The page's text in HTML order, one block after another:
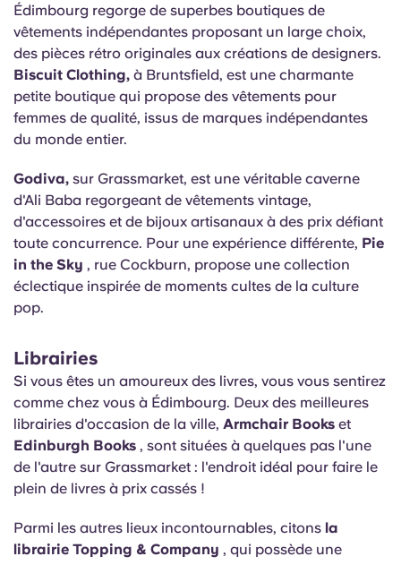
Édimbourg regorge de superbes boutiques de
vêtements indépendantes proposant un large choix,
des pièces rétro originales aux créations de designers.
Biscuit Clothing, à Bruntsfield, est une charmante
petite boutique qui propose des vêtements pour
femmes de qualité, issus de marques indépendantes
du monde entier.
Godiva, sur Grassmarket, est une véritable caverne
d'Ali Baba regorgeant de vêtements vintage,
d'accessoires et de bijoux artisanaux à des prix défiant
toute concurrence. Pour une expérience différente, Pie
in the Sky , rue Cockburn, propose une collection
éclectique inspirée de moments cultes de la culture
pop.
Librairies
Si vous êtes un amoureux des livres, vous vous sentirez
comme chez vous à Édimbourg. Deux des meilleures
librairies d'occasion de la ville, Armchair Books et
Edinburgh Books , sont situées à quelques pas l'une
de l'autre sur Grassmarket : l'endroit idéal pour faire le
plein de livres à prix cassés !
Parmi les autres lieux incontournables, citons la
librairie Topping & Company , qui possède une